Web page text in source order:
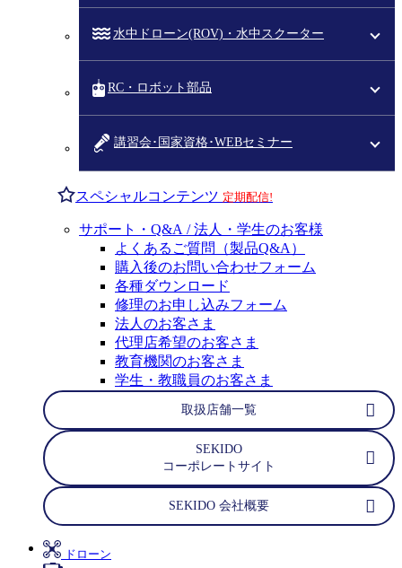
水中ドローン(ROV)・水中スクーター
RC・ロボット部品
講習会･国家資格･WEBセミナー
スペシャルコンテンツ 定期配信!
サポート・Q&A / 法人・学生のお客様
よくあるご質問（製品Q&A）
購入後のお問い合わせフォーム
各種ダウンロード
修理のお申し込みフォーム
法人のお客さま
代理店希望のお客さま
教育機関のお客さま
学生・教職員のお客さま
取扱店舗一覧
SEKIDO
コーポレートサイト
SEKIDO 会社概要
ドローン